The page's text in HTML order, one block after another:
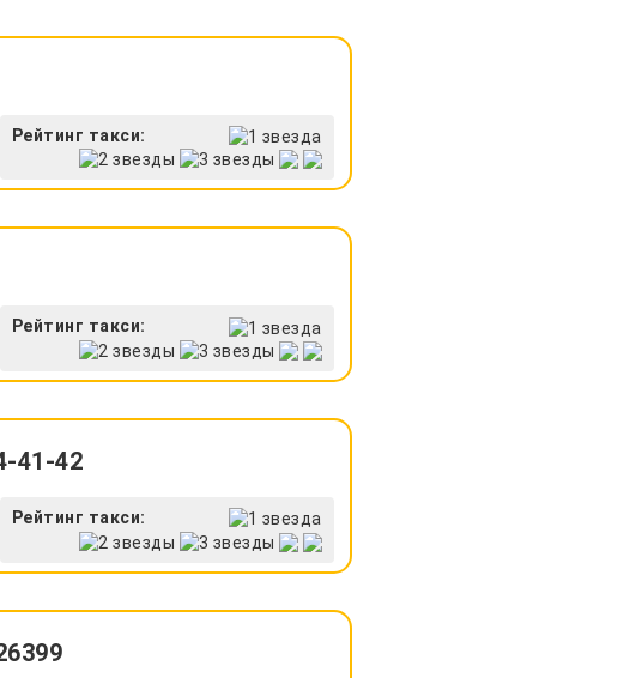
Рейтинг такси:
Рейтинг такси:
41-42
Рейтинг такси: